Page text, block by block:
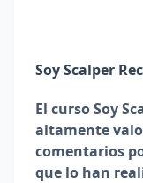
Soy Scalper
El curso Soy
altamente
comentarios
que lo han